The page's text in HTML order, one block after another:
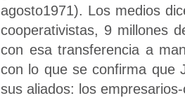
agosto1971). Los medios
cooperativistas, 9 millones
con esa transferencia a
con lo que se confirma que
sus aliados: los